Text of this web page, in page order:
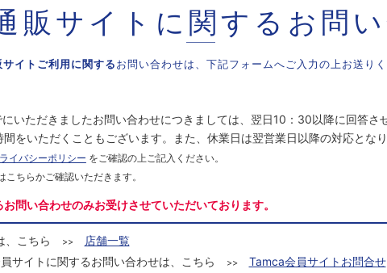
販サイトに関する お問
サイトご利用に関するお問い合わせは、 下記フォームへご入力の上お送り
いただきましたお問い合わせにつきましては、翌日10：30以降に回答さ
をいただくこともございます。また、休業日は翌営業日以降の対応とな
イバシーポリシー をご確認の上ご記入ください。
こちらかご確認いただきます。
問い合わせのみお受けさせていただいております。
、こちら >>
店舗一覧
サイトに関するお問い合わせは、こちら
>>
Tamca会員サイトお問合せ